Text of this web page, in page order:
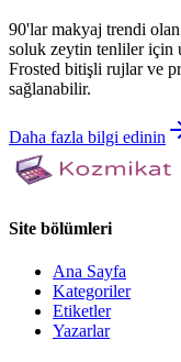
90'lar makyaj trendi olan
soluk zeytin tenliler için
Frosted bitişli rujlar ve
sağlanabilir.
Daha fazla bilgi edinin
Site bölümleri
Ana Sayfa
Kategoriler
Etiketler
Yazarlar